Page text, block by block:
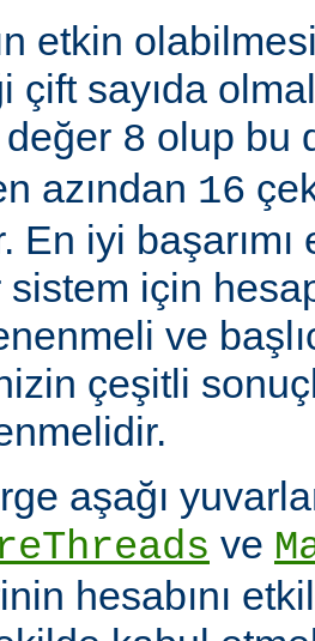
etkin
çift sayıda
8 olup bu
azından 16
En iyi
sistem için
ve
çeşitli
aşağı
ve
hesabını